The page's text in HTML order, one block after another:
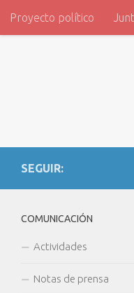
Saltar al contenido
Proyecto político
SEGUIR:
COMUNICACIÓN
Actividades
Notas de prensa